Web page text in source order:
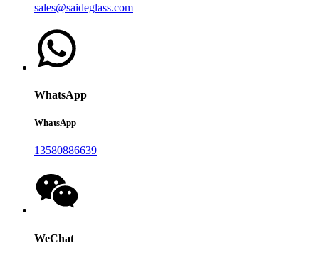
sales@saideglass.com
WhatsApp
WhatsApp
13580886639
WeChat